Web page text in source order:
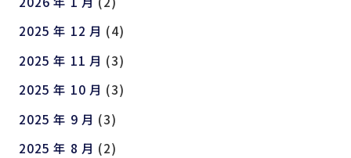
2025 年 12 月 (4)
2025 年 11 月 (3)
2025 年 10 月 (3)
2025 年 9 月 (3)
2025 年 8 月 (2)